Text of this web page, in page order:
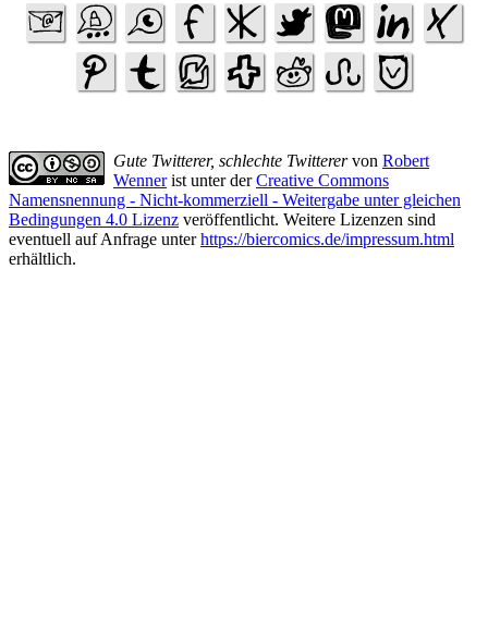
Gute Twitterer, schlechte Twitterervon Robert
Wennerist unter derCreative Commons
Namensnennung - Nicht-kommerziell - Weitergabe unter gleichen
Bedingungen 4.0 Lizenz veröffentlicht. Weitere Lizenzen sind
eventuell auf Anfrage unterhttps://biercomics.de/impressum.html
erhältlich.